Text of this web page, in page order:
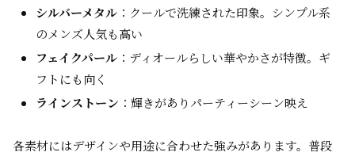
シルバーメタル ：クールで洗練された印象。シンプル系
のメンズ人気も高い
フェイクパール ：ディオールらしい華やかさが特徴。ギ
フトにも向く
ラインストーン ：輝きがありパーティーシーン映え
各素材にはデザインや用途に合わせた強みがあります。普段